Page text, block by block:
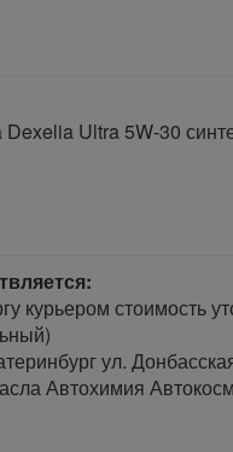
Ultra 5W-30
курьером стоимость
ул.
Автохимия